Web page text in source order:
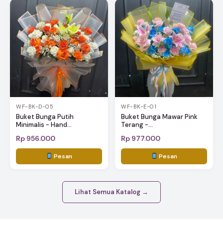
WF-BK-D-05
Buket Bunga Putih
Minimalis - Hand...
Rp 956.000
Pesan
WF-BK-E-01
Buket Bunga Mawar Pink
Terang -...
Rp 977.000
Pesan
Lihat Semua Katalog →